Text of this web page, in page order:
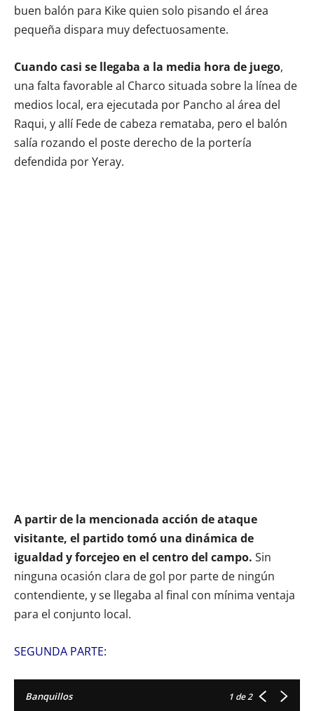
buen balón para Kike quien solo pisando el área
pequeña dispara muy defectuosamente.
Cuando casi se llegaba a la media hora de juego,
una falta favorable al Charco situada sobre la línea de
medios local, era ejecutada por Pancho al área del
Raqui, y allí Fede de cabeza remataba, pero el balón
salía rozando el poste derecho de la portería
defendida por Yeray.
A partir de la mencionada acción de ataque
visitante, el partido tomó una dinámica de
igualdad y forcejeo en el centro del campo. Sin
ninguna ocasión clara de gol por parte de ningún
contendiente, y se llegaba al final con mínima ventaja
para el conjunto local.
SEGUNDA PARTE:
Banquillos 1 de 2